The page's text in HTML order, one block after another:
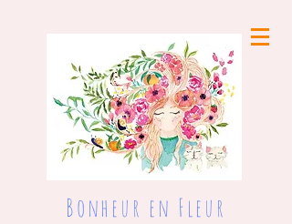
Bonheur en Fleur